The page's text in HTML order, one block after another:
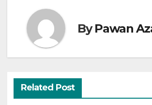
ByPawan
Related Post